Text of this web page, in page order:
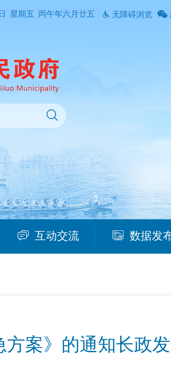
星期五 丙午年六月廿五 无障碍浏览
互动交流 数据发
方案》的通知长政